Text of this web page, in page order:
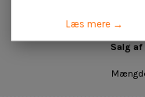
Salg af
Læs mere →